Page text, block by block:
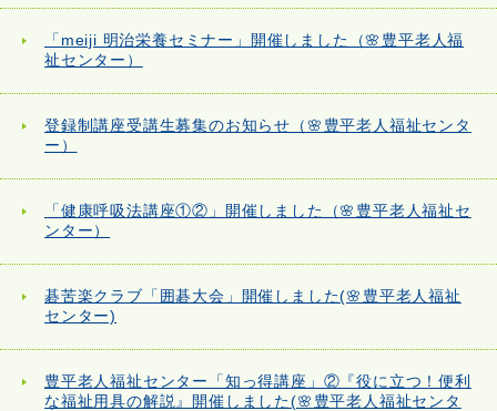
「meiji 明治栄養セミナー」開催しました（🌸豊平老人福
祉センター）
登録制講座受講生募集のお知らせ（🌸豊平老人福祉センタ
ー）
「健康呼吸法講座①②」開催しました（🌸豊平老人福祉セ
ンター）
碁苦楽クラブ「囲碁大会」開催しました(🌸豊平老人福祉
センター)
豊平老人福祉センター「知っ得講座」②『役に立つ！便利
な福祉用具の解説』開催しました(🌸豊平老人福祉センタ